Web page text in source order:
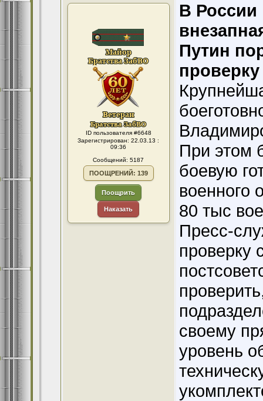
ID пользователя #6648
Зарегистрирован: 22.03.13 :
09:36
Сообщений: 5187
ПООЩРЕНИЙ: 139
Поощрить
Наказать
В России
Путин
При этом
боевую
военного
80 тыс
Пресс-
проверку
своему
уровень